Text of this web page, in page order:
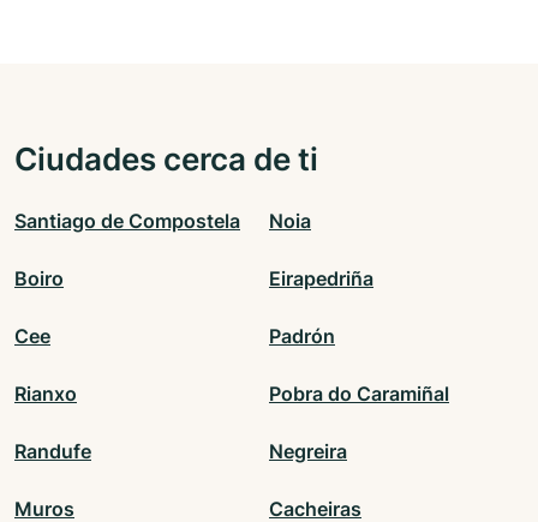
Ciudades cerca de ti
Santiago de Compostela Noia
Boiro Eirapedriña
Cee Padrón
Rianxo Pobra do Caramiñal
Randufe Negreira
Muros Cacheiras